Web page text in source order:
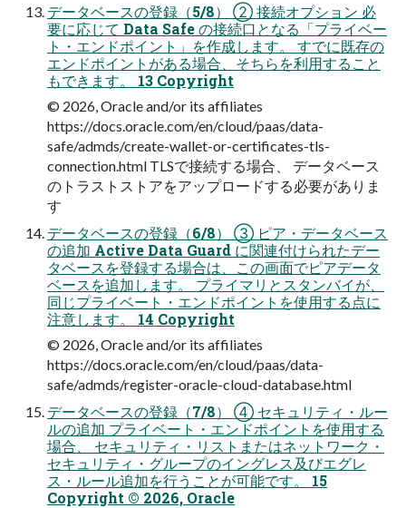
データベースの登録（5/8） ② 接続オプション 必
要に応じて Data Safe の接続口となる「プライベー
ト・エンドポイント」を作成します。 すでに既存の
エンドポイントがある場合、そちらを利用すること
もできます。 13 Copyright
© 2026, Oracle and/or its affiliates
https://docs.oracle.com/en/cloud/paas/data-
safe/admds/create-wallet-or-certificates-tls-
connection.html TLSで接続する場合、 データベース
のトラストストアをアップロードする必要がありま
す
データベースの登録（6/8） ③ ピア・データベース
の追加 Active Data Guard に関連付けられたデー
タベースを登録する場合は、この画面でピアデータ
ベースを追加します。 プライマリとスタンバイが、
同じプライベート・エンドポイントを使用する点に
注意します。 14 Copyright
© 2026, Oracle and/or its affiliates
https://docs.oracle.com/en/cloud/paas/data-
safe/admds/register-oracle-cloud-database.html
データベースの登録（7/8） ④ セキュリティ・ルー
ルの追加 プライベート・エンドポイントを使用する
場合、 セキュリティ・リストまたはネットワーク・
セキュリティ・グループのイングレス及びエグレ
ス・ルール追加を行うことが可能です。 15
Copyright © 2026, Oracle